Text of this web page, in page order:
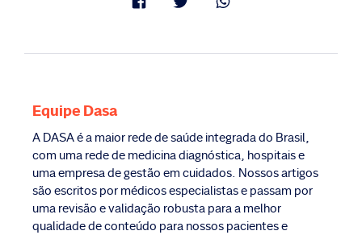
Equipe Dasa
A DASA é a maior rede de saúde integrada do Brasil,
com uma rede de medicina diagnóstica, hospitais e
uma empresa de gestão em cuidados. Nossos artigos
são escritos por médicos especialistas e passam por
uma revisão e validação robusta para a melhor
qualidade de conteúdo para nossos pacientes e